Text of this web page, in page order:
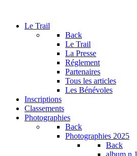
Le Trail
Back
Le Trail
La Presse
Réglement
Partenaires
Tous les articles
Les Bénévoles
Inscriptions
Classements
Photographies
Back
Photographies 2025
Back
album n 1